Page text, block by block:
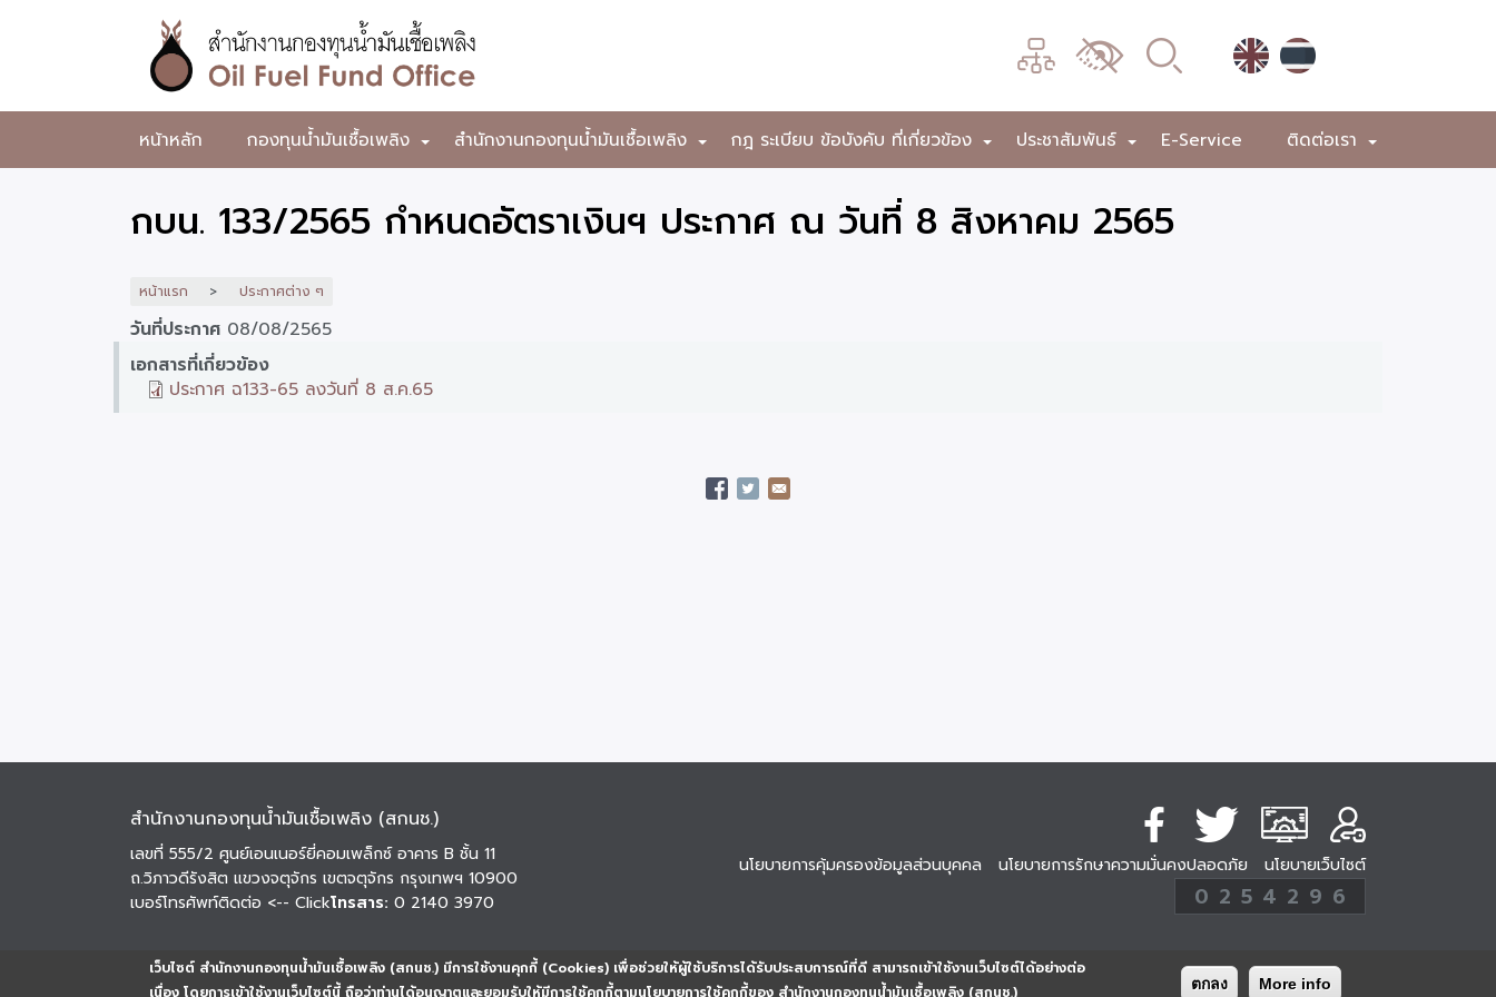
เว็บไซต์ สำนักงานกองทุนน้ำมันเชื้อเพลิง (สกนช.) มีการใช้งานคุกกี้ (Cookies) เพื่อช่วยให้ผู้ใช้บริการได้รับประสบการณ์ที่ดี สามารถเข้าใช้งานเว็บไซต์ได้อย่างต่อ
เนื่อง โดยการเข้าใช้งานเว็บไซต์นี้ ถือว่าท่านได้อนุญาตและยอมรับให้มีการใช้คุกกี้ตามนโยบายการใช้คุกกี้ของ สำนักงานกองทุนน้ำมันเชื้อเพลิง (สกนช.)
ตกลง More info
หลัก
สำนักงาน
กองทุน
น้ำมัน
เพลิง
เมนู
เปลี่ยน
ผล
หน้าหลัก +
กองทุนน้ำมันเชื้อเพลิง +
สำนักงานกองทุนน้ำมันเชื้อเพลิง +
กฎ ระเบียบ ข้อบังคับ ที่เกี่ยวข้อง +
ประชาสัมพันธ์ E-Service +
ติดต่อเรา
กบน. 133/2565 กำหนดอัตราเงินฯ ประกาศ ณ วันที่ 8 สิงหาคม 2565
หน้าแรก ประกาศต่าง ๆ
วันที่ประกาศ 08/08/2565
เอกสารที่เกี่ยวข้อง
ประกาศ ฉ133-65 ลงวันที่ 8 ส.ค.65
สำนักงานกองทุนน้ำมันเชื้อเพลิง (สกนช.)
เลขที่ 555/2 ศูนย์เอนเนอร์ยี่คอมเพล็กซ์ อาคาร B ชั้น 11
ถ.วิภาวดีรังสิต แขวงจตุจักร เขตจตุจักร กรุงเทพฯ 10900
เบอร์โทรศัพท์ติดต่อ <-- Clickโทรสาร: 0 2140 3970
นโยบายการคุ้มครองข้อมูลส่วนบุคคล นโยบายการรักษาความมั่นคงปลอดภัย นโยบายเว็บไซต์
254296
ครั้ง
0 2 5 4 2 9 6